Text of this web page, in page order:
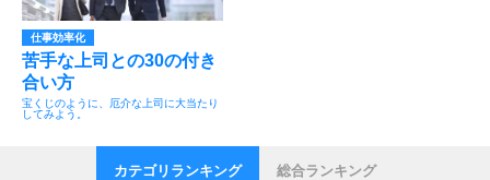
仕事効率化
苦手な上司との30の付き
合い方
宝くじのように、厄介な上司に大当たり
してみよう。
カテゴリランキング 総合ランキング